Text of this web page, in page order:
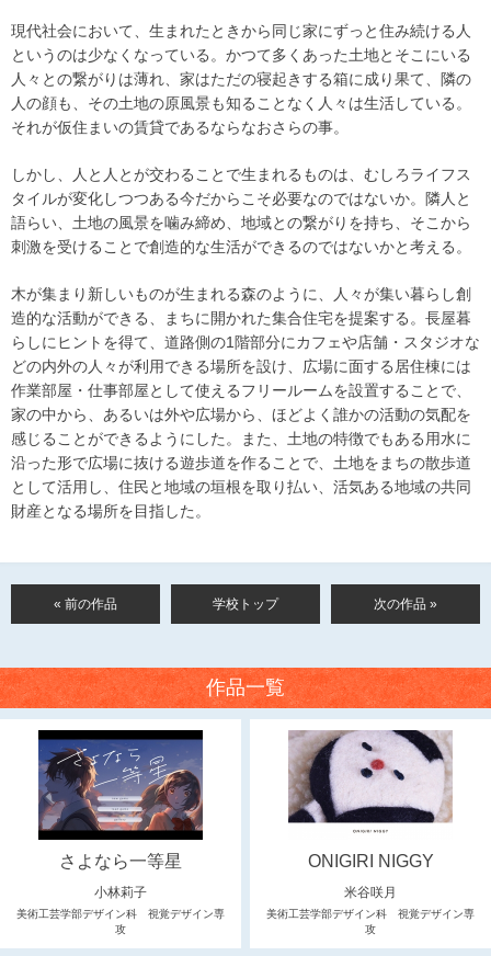
現代社会において、生まれたときから同じ家にずっと住み続ける人
というのは少なくなっている。かつて多くあった土地とそこにいる
人々との繋がりは薄れ、家はただの寝起きする箱に成り果て、隣の
人の顔も、その土地の原風景も知ることなく人々は生活している。
それが仮住まいの賃貸であるならなおさらの事。
しかし、人と人とが交わることで生まれるものは、むしろライフス
タイルが変化しつつある今だからこそ必要なのではないか。隣人と
語らい、土地の風景を噛み締め、地域との繋がりを持ち、そこから
刺激を受けることで創造的な生活ができるのではないかと考える。
木が集まり新しいものが生まれる森のように、人々が集い暮らし創
造的な活動ができる、まちに開かれた集合住宅を提案する。長屋暮
らしにヒントを得て、道路側の1階部分にカフェや店舗・スタジオな
どの内外の人々が利用できる場所を設け、広場に面する居住棟には
作業部屋・仕事部屋として使えるフリールームを設置することで、
家の中から、あるいは外や広場から、ほどよく誰かの活動の気配を
感じることができるようにした。また、土地の特徴でもある用水に
沿った形で広場に抜ける遊歩道を作ることで、土地をまちの散歩道
として活用し、住民と地域の垣根を取り払い、活気ある地域の共同
財産となる場所を目指した。
« 前の作品 学校トップ 次の作品 »
作品一覧
さよなら一等星
小林莉子
美術工芸学部デザイン科 視覚デザイン専
攻
ONIGIRI NIGGY
米谷咲月
美術工芸学部デザイン科 視覚デザイン専
攻